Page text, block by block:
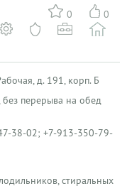
0 0
д. 191, корп. Б
перерыва на обед
38-02; +7-913-350-79-
стиральных